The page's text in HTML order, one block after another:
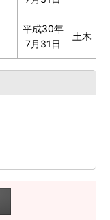
平成30年
7月31日
土木